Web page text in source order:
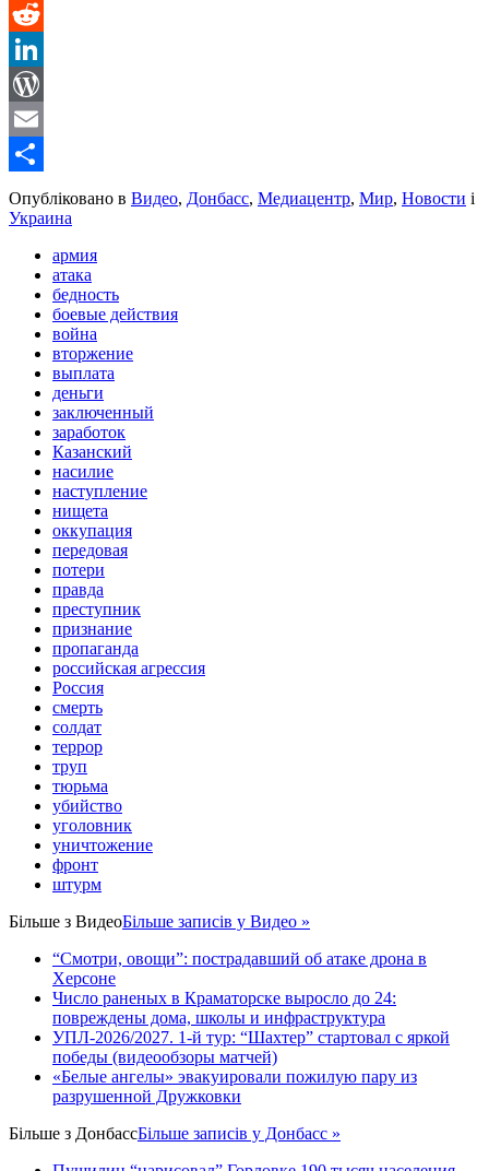
Message
Reddit
LinkedIn
WordPress
Email
Share
Опубліковано в Видео, Донбасс, Медиацентр, Мир, Новости і
Украина
армия
атака
бедность
боевые действия
война
вторжение
выплата
деньги
заключенный
заработок
Казанский
насилие
наступление
нищета
оккупация
передовая
потери
правда
преступник
признание
пропаганда
российская агрессия
Россия
смерть
солдат
террор
труп
тюрьма
убийство
уголовник
уничтожение
фронт
штурм
Більше з ВидеоБільше записів у Видео »
“Смотри, овощи”: пострадавший об атаке дрона в
Херсоне
Число раненых в Краматорске выросло до 24:
повреждены дома, школы и инфраструктура
УПЛ-2026/2027. 1-й тур: “Шахтер” стартовал с яркой
победы (видеообзоры матчей)
«Белые ангелы» эвакуировали пожилую пару из
разрушенной Дружковки
Більше з ДонбассБільше записів у Донбасс »